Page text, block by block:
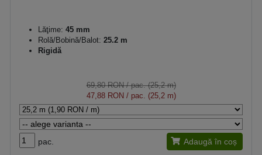
Lăţime: 45 mm
Rolă/Bobină/Balot: 25.2 m
Rigidă
69,80 RON/ pac. (25,2 m)
47,88 RON / pac. (25,2 m)
pac. Adaugă în coș